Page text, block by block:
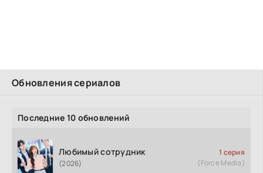
Обновления сериалов
Последние 10 обновлений
Любимый сотрудник
(2026)
1 серия
(Force Media)